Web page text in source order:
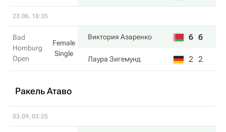
23.06, 18:35
Bad
Homburg
Open
Female
Single
Виктория Азаренко 6 6
Лаура Зигемунд 2 2
Ракель Атаво
03.09, 03:25